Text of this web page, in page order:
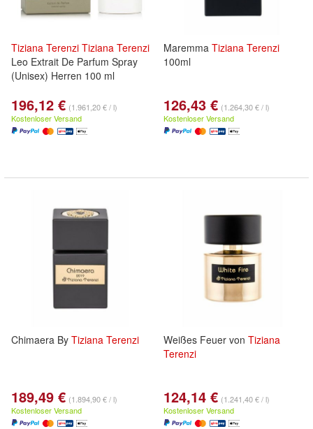
Tiziana Terenzi Tiziana Terenzi
Leo Extrait De Parfum Spray
(Unisex) Herren 100 ml
196,12 € (1.961,20 € / l)
Kostenloser Versand
Maremma Tiziana Terenzi
100ml
126,43 € (1.264,30 € / l)
Kostenloser Versand
Chimaera By Tiziana Terenzi
189,49 € (1.894,90 € / l)
Kostenloser Versand
Weißes Feuer von Tiziana
Terenzi
124,14 € (1.241,40 € / l)
Kostenloser Versand